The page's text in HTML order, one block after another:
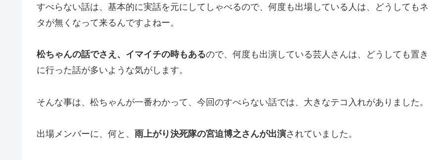
すべらない話は、基本的に実話を元にしてしゃべるので、何度も出場している人は、どうしてもネ
タが無くなって来るんですよねー。
松ちゃんの話でさえ、イマイチの時もあるので、何度も出演している芸人さんは、どうしても置き
に行った話が多いような気がします。
そんな事は、松ちゃんが一番わかって、今回のすべらない話では、大きなテコ入れがありました。
出場メンバーに、何と、 雨上がり決死隊の宮迫博之さんが出演されていました。